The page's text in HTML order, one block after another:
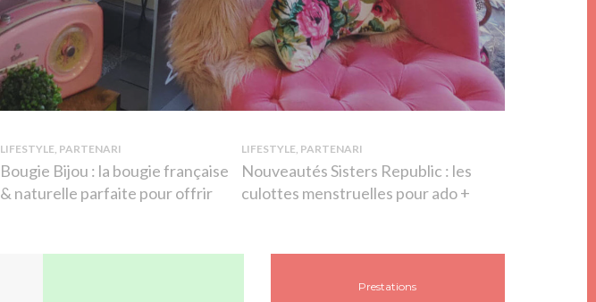
LIFESTYLE, PARTENARI
Bougie Bijou : la bougie française
& naturelle parfaite pour offrir
LIFESTYLE, PARTENARI
Nouveautés Sisters Republic : les
culottes menstruelles pour ado +
Prestations